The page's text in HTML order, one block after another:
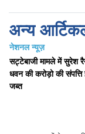
अन्य
नेशनल न्यूज़
सट्टेबाजी मामले में सुरेश
धवन की करोड़ो की
जब्त